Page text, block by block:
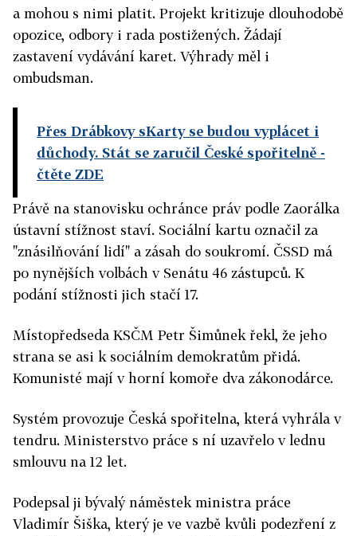
a mohou s nimi platit. Projekt kritizuje dlouhodobě
opozice, odbory i rada postižených. Žádají
zastavení vydávání karet. Výhrady měl i
ombudsman.
Přes Drábkovy sKarty se budou vyplácet i
důchody. Stát se zaručil České spořitelně -
čtěte ZDE
Právě na stanovisku ochránce práv podle Zaorálka
ústavní stížnost staví. Sociální kartu označil za
"znásilňování lidí" a zásah do soukromí. ČSSD má
po nynějších volbách v Senátu 46 zástupců. K
podání stížnosti jich stačí 17.
Místopředseda KSČM Petr Šimůnek řekl, že jeho
strana se asi k sociálním demokratům přidá.
Komunisté mají v horní komoře dva zákonodárce.
Systém provozuje Česká spořitelna, která vyhrála v
tendru. Ministerstvo práce s ní uzavřelo v lednu
smlouvu na 12 let.
Podepsal ji bývalý náměstek ministra práce
Vladimír Šiška, který je ve vazbě kvůli podezření z